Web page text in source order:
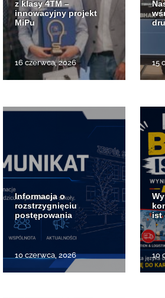
z klasy 4TM –
innowacyjny projekt
MiPu
16 czerwca, 2026 15
Informacja o
rozstrzygnięciu
postępowania
10 czerwca, 2026
ist
10